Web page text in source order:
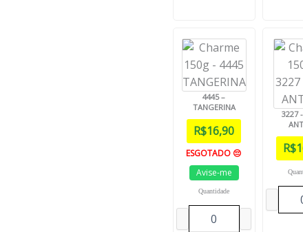
4445 –
TANGERINA
R$16,90
ESGOTADO 😔
Avise-me
Quantidade
3227
R$